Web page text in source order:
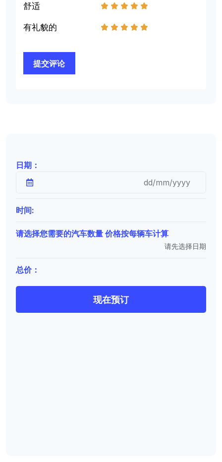
舒适 5
4
3
2
有礼貌的 5
4
3
2
日期：
时间:
请选择您需要的汽车数量 价格按每辆车计算
请先选择日期
总价：
现在预订